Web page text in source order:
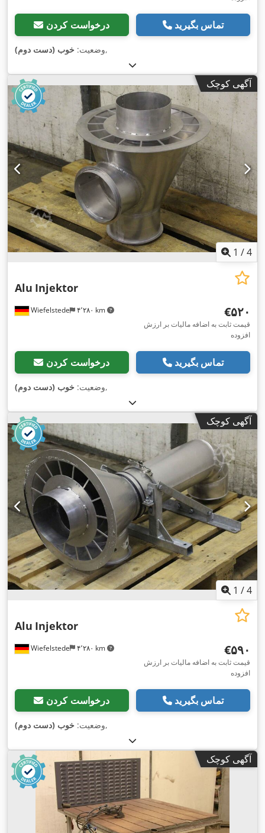
درخواست کردن تماس بگیرید
وضعیت: خوب (دست دوم) ,
آگهی کوچک
1 /4
Wiefelstede ۴٬۲۸۰ km
Alu Injektor
‎€۵۲۰
قیمت ثابت به اضافه مالیات بر ارزش
افزوده
درخواست کردن تماس بگیرید
وضعیت: خوب (دست دوم) ,
آگهی کوچک
1 /4
Wiefelstede ۴٬۲۸۰ km
Alu Injektor
‎€۵۹۰
قیمت ثابت به اضافه مالیات بر ارزش
افزوده
درخواست کردن تماس بگیرید
وضعیت: خوب (دست دوم) ,
آگهی کوچک